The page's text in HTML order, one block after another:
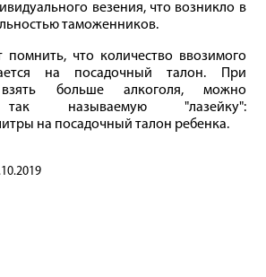
везения, что возникло в
таможенников.
помнить, что количество ввозимого
на посадочный талон. При
взять больше алкоголя, можно
так называемую "лазейку":
на посадочный талон ребенка.